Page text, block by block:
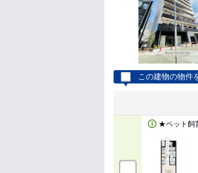
この建物の物件
★ペット飼